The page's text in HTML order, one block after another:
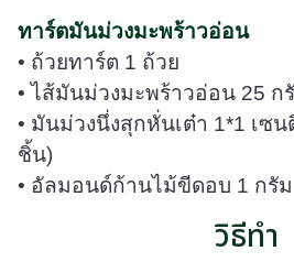
ทาร์ตมันม่วงมะพร้าวอ่อน
• ถ้วยทาร์ต 1 ถ้วย
• ไส้มันม่วงมะพร้าวอ่อน 25 ก
• มันม่วงนึ่งสุกหั่นเต๋า 1*1 เซน
ชิ้น)
• อัลมอนด์ก้านไม้ขีดอบ 1 กรัม
วิธีทำ